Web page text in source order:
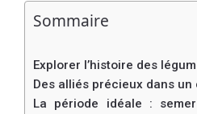
Sommaire
Explorer l’histoire des
Des alliés précieux dans
La période idéale :